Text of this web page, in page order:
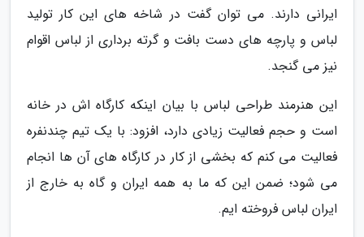
ایرانی دارند. می توان گفت در شاخه های این کار تولید
لباس و پارچه های دست بافت و گرته برداری از لباس اقوام
نیز می گنجد.
این هنرمند طراحی لباس با بیان اینکه کارگاه اش در خانه
است و حجم فعالیت زیادی دارد، افزود: با یک تیم چندنفره
فعالیت می کنم که بخشی از کار در کارگاه های آن ها انجام
می شود؛ ضمن این که ما به همه ایران و گاه به خارج از
ایران لباس فروخته ایم.